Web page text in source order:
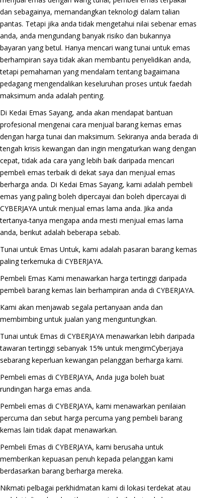
dan sebagainya, memandangkan teknologi dalam talian
pantas. Tetapi jika anda tidak mengetahui nilai sebenar emas
anda, anda mengundang banyak risiko dan bukannya
bayaran yang betul. Hanya mencari wang tunai untuk emas
berhampiran saya tidak akan membantu penyelidikan anda,
tetapi pemahaman yang mendalam tentang bagaimana
pedagang mengendalikan keseluruhan proses untuk faedah
maksimum anda adalah penting.
Di Kedai Emas Sayang, anda akan mendapat bantuan
profesional mengenai cara menjual barang kemas emas
dengan harga tunai dan maksimum. Sekiranya anda berada di
tengah krisis kewangan dan ingin mengaturkan wang dengan
cepat, tidak ada cara yang lebih baik daripada mencari
pembeli emas terbaik di dekat saya dan menjual emas
berharga anda. Di Kedai Emas Sayang, kami adalah pembeli
emas yang paling boleh dipercayai dan boleh dipercayai di
CYBERJAYA untuk menjual emas lama anda. Jika anda
tertanya-tanya mengapa anda mesti menjual emas lama
anda, berikut adalah beberapa sebab.
Tunai untuk Emas Untuk, kami adalah pasaran barang kemas
paling terkemuka di CYBERJAYA.
Pembeli Emas Kami menawarkan harga tertinggi daripada
pembeli barang kemas lain berhampiran anda di CYBERJAYA.
Kami akan menjawab segala pertanyaan anda dan
membimbing untuk jualan yang menguntungkan.
Tunai untuk Emas di CYBERJAYA menawarkan lebih daripada
tawaran tertinggi sebanyak 15% untuk mengimCyberjaya
sebarang keperluan kewangan pelanggan berharga kami.
Pembeli emas di CYBERJAYA, Anda juga boleh buat
rundingan harga emas anda.
Pembeli emas di CYBERJAYA, kami menawarkan penilaian
percuma dan sebut harga percuma yang pembeli barang
kemas lain tidak dapat menawarkan.
Pembeli Emas di CYBERJAYA, kami berusaha untuk
memberikan kepuasan penuh kepada pelanggan kami
berdasarkan barang berharga mereka.
Nikmati pelbagai perkhidmatan kami di lokasi terdekat atau